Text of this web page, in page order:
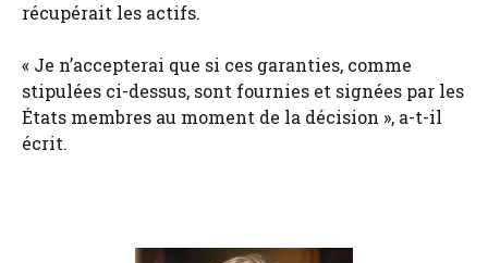
récupérait les actifs.
« Je n’accepterai que si ces garanties, comme
stipulées ci-dessus, sont fournies et signées par les
États membres au moment de la décision », a-t-il
écrit.